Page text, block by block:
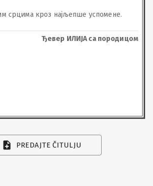
срцима кроз најљепше успомене.
Ђевер ИЛИЈА са породицом
PREDAJTE ČITULJU